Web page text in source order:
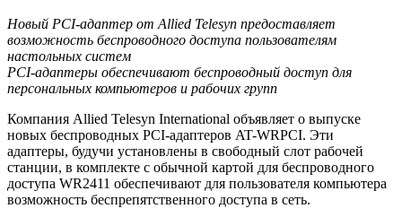
Новый PCI-адаптер от Allied Telesyn предоставляет
возможность беспроводного доступа пользователям
настольных систем
PCI-адаптеры обеспечивают беспроводный доступ для
персональных компьютеров и рабочих групп
Компания Allied Telesyn International объявляет о выпуске
новых беспроводных PCI-адаптеров AT-WRPCI. Эти
адаптеры, будучи установлены в свободный слот рабочей
станции, в комплекте с обычной картой для беспроводного
доступа WR2411 обеспечивают для пользователя компьютера
возможность беспрепятственного доступа в сеть.